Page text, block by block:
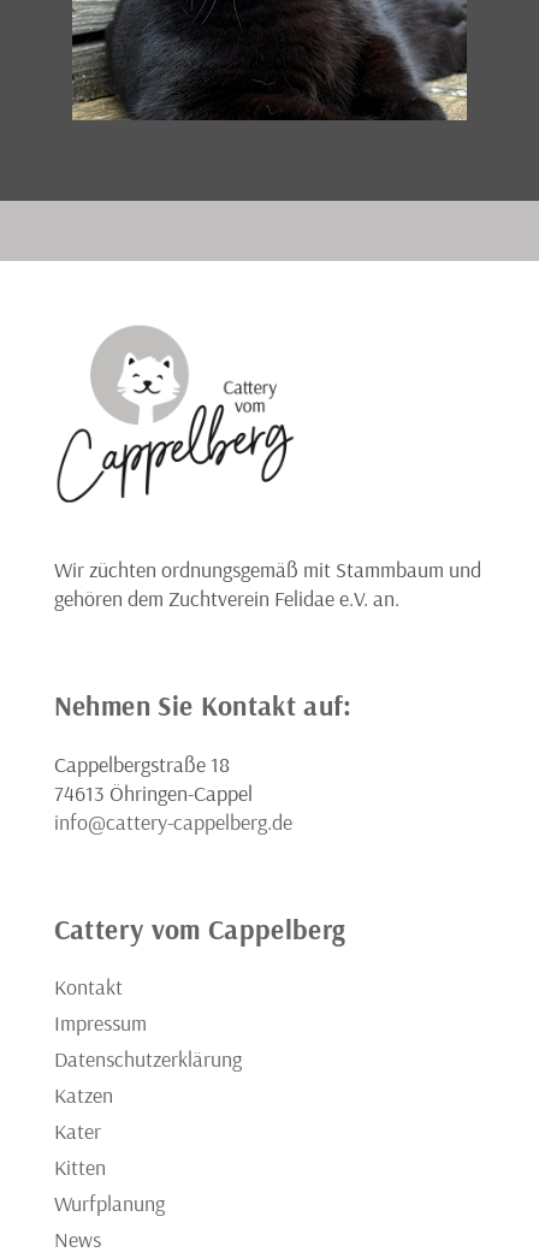
Cattery vom Cappelberg
Kontakt
Impressum
Datenschutzerklärung
Katzen
Kater
Kitten
Wurfplanung
News
Wir züchten ordnungsgemäß mit Stammbaum und
gehören dem Zuchtverein Felidae e.V. an.
Nehmen Sie Kontakt auf:
Cappelbergstraße 18
74613 Öhringen-Cappel
info@cattery-cappelberg.de